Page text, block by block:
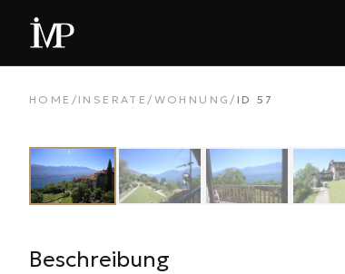
HOME / INSERATE/ WOHNUNG/ ID57
Beschreibung